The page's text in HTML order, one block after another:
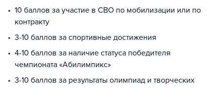
10 баллов за участие в СВО по мобилизации или по
контракту
3-10 баллов за спортивные достижения
4-10 баллов за наличие статуса победителя
чемпионата «Абилимпикс»
3-10 баллов за результаты олимпиад и творческих